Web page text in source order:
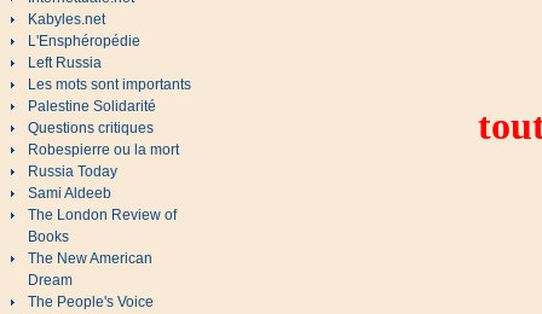
Kabyles.net
L'Ensphéropédie
Left Russia
Les mots sont importants
Palestine Solidarité
Questions critiques
Robespierre ou la mort
Russia Today
Sami Aldeeb
The London Review of
Books
The New American
Dream
The People's Voice